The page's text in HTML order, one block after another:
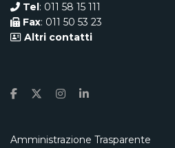
Tel: 011 58 15 111
Fax: 011 50 53 23
Altri contatti
Amministrazione Trasparente